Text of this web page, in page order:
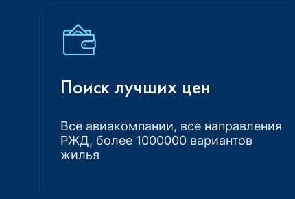
Поиск лучших цен
Все авиакомпании, все направления
РЖД, более 1000000 вариантов
жилья